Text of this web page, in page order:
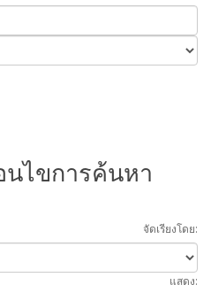
นไขการค้นหา
จัดเรียงโดย:
แสดง: